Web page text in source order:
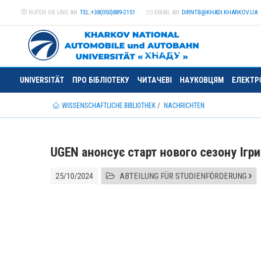
RUFEN SIE UNS AN TEL:+38(050)889-2151 EMAIL AN DIRNTB@KHADI.KHARKOV.UA
UNIVERSITÄT ПРО БІБЛІОТЕКУ ЧИТАЧЕВІ НАУКОВЦЯМ
WISSENSCHAFTLICHE BIBLIOTHEK NACHRICHTEN
UGEN анонсує старт нового сезону
25/10/2024 ABTEILUNG FÜR STUDIENFÖRDERUNG